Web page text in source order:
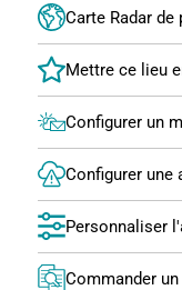
Carte Radar de
Configurer un
Configurer une
Personnaliser
Commander